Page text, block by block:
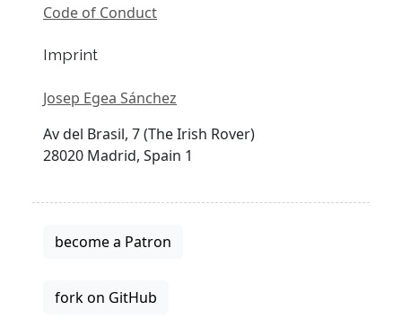
Code of Conduct
Imprint
Josep Egea Sánchez
Av del Brasil, 7 (The Irish Rover)
28020 Madrid, Spain 1
become a Patron
fork on GitHub